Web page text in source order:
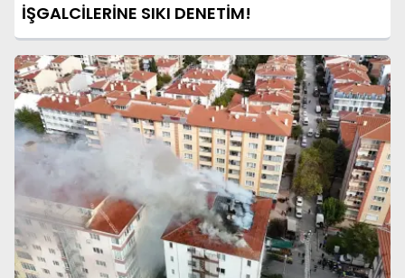
İŞGALCİLERİNE SIKI DENETİM!